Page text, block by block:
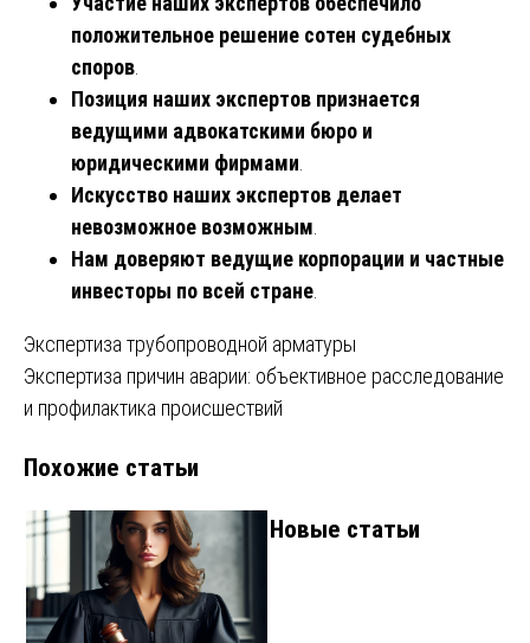
положительное решение сотен судебных
споров
Позиция наших экспертов признается
ведущими адвокатскими бюро и
юридическими фирмами
Искусство наших экспертов делает
невозможное возможным
Нам доверяют ведущие корпорации и частные
инвесторы по всей стране
Навигация
по
Экспертиза трубопроводной арматуры
Экспертиза причин аварии: объективное расследование
и профилактика происшествий
Похожие статьи
Новые статьи